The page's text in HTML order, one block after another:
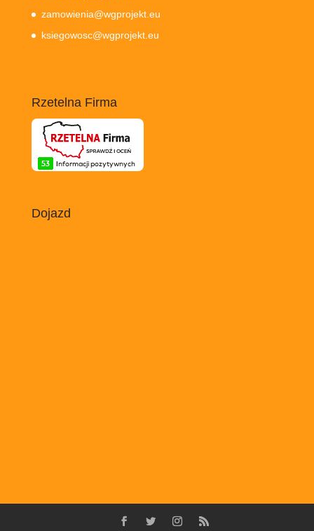
zamowienia@wgprojekt.eu
ksiegowosc@wgprojekt.eu
Rzetelna Firma
Dojazd